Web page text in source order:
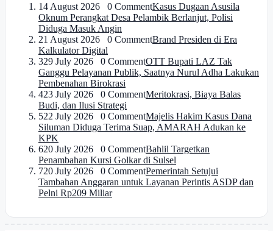
14 August 2026 0 CommentKasus Dugaan Asusila
Oknum Perangkat Desa Pelambik Berlanjut, Polisi
Diduga Masuk Angin
21 August 2026 0 CommentBrand Presiden di Era
Kalkulator Digital
329 July 2026 0 CommentOTT Bupati LAZ Tak
Ganggu Pelayanan Publik, Saatnya Nurul Adha Lakukan
Pembenahan Birokrasi
423 July 2026 0 CommentMeritokrasi, Biaya Balas
Budi, dan Ilusi Strategi
522 July 2026 0 CommentMajelis Hakim Kasus Dana
Siluman Diduga Terima Suap, AMARAH Adukan ke
KPK
620 July 2026 0 CommentBahlil Targetkan
Penambahan Kursi Golkar di Sulsel
720 July 2026 0 CommentPemerintah Setujui
Tambahan Anggaran untuk Layanan Perintis ASDP dan
Pelni Rp209 Miliar